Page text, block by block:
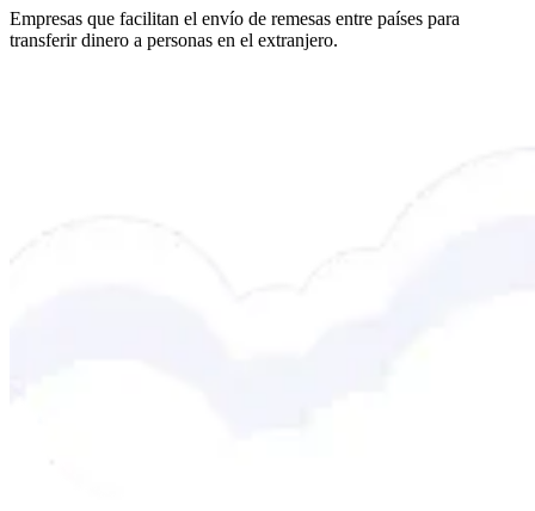
Empresas que facilitan el envío de remesas entre países para
transferir dinero a personas en el extranjero.